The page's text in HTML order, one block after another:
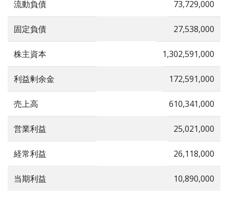
流動負債 73,729,000
固定負債 27,538,000
株主資本 1,302,591,000
利益剰余金 172,591,000
売上高 610,341,000
営業利益 25,021,000
経常利益 26,118,000
当期利益 10,890,000